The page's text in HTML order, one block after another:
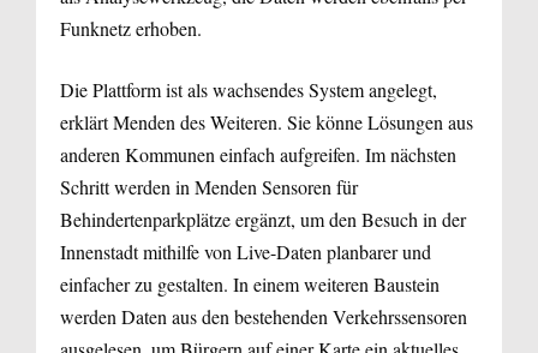
Funknetz erhoben.
Die Plattform ist als wachsendes System angelegt,
erklärt Menden des Weiteren. Sie könne Lösungen aus
anderen Kommunen einfach aufgreifen. Im nächsten
Schritt werden in Menden Sensoren für
Behindertenparkplätze ergänzt, um den Besuch in der
Innenstadt mithilfe von Live-Daten planbarer und
einfacher zu gestalten. In einem weiteren Baustein
werden Daten aus den bestehenden Verkehrssensoren